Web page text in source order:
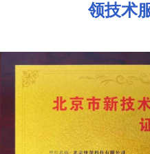
领技术